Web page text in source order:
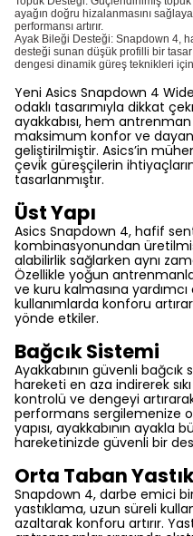
ayağın doğru hizalanmasını
performansı artırır.
Ayak Bileği Desteği: Snapdown 4,
desteği sunan düşük profilli bir
dengesi dinamik güreş teknikleri
Yeni Asics Snapdown 4
odaklı tasarımıyla dikkat
ayakkabısı, hem
maksimum konfor ve
geliştirilmiştir. Asics’in
çevik güreşçilerin
tasarlanmıştır.
Üst Yapı
Asics Snapdown 4, hafif
kombinasyonundan
alabilirlik sağlarken aynı
Özellikle yoğun antrenmanlar
ve kuru kalmasına
kullanımlarda konforu
yönde etkiler.
Bağcık Sistemi
Ayakkabının güvenli bağcık
hareketi en aza indirerek
kontrolü ve dengeyi
performans sergilemenize
yapısı, ayakkabının
hareketinizde güvenli bir
Orta Taban
Snapdown 4, darbe emici
yastıklama, uzun süreli
azaltarak konforu artırır.